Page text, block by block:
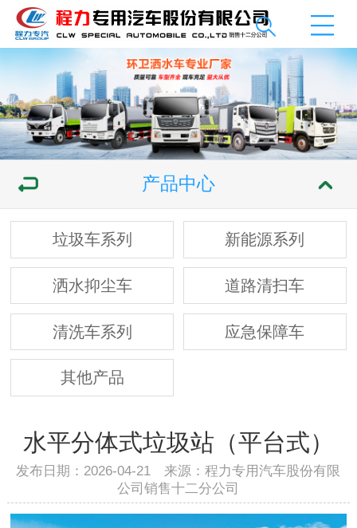
产品中心
垃圾车系列 新能源系列
洒水抑尘车 道路清扫车
清洗车系列 应急保障车
其他产品
水平分体式垃圾站（平台式）
发布日期：2026-04-21 来源：程力专用汽车股份有限
公司销售十二分公司